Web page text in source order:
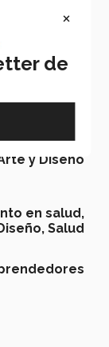
de México
y Diseño
en salud,
Salud
×
de